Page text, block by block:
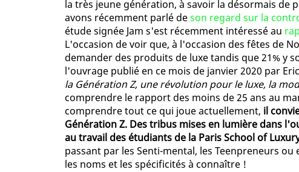
la très jeune génération, à savoir la désormais de
avons récemment parlé deson regard sur la
étude signée Jam s'est récemment intéressé au
L'occasion de voir que, à l'occasion des fêtes de
demander des produits de luxe tandis que 21% y
l'ouvrage publié en ce mois de janvier 2020 par
la Génération Z, une révolution pour le luxe, la
comprendre le rapport des moins de 25 ans au
comprendre tout ce qui joue actuellement, il
Génération Z. Des tribus mises en lumière dans
au travail des étudiants de la Paris School of
passant par les Senti-mental, les Teenpreneurs
les noms et les spécificités à connaître !